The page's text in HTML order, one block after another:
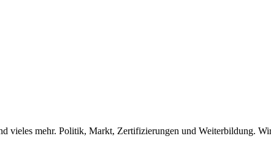
vieles mehr. Politik, Markt, Zertifizierungen und Weiterbildung.